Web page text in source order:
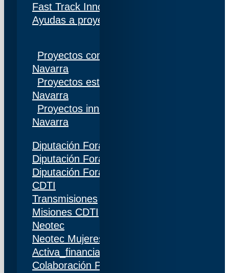
Fast Track Innobideak
Ayudas a proyectos de I+D+i en Navarra
Proyectos competitivos I+D Gobierno de
Navarra
Proyectos estratégicos I+D Gobierno de
Navarra
Proyectos innovación Gobierno de
Navarra
Diputación Foral de Gipuzkoa
Diputación Foral de Bizkaia
Diputación Foral de Álava
CDTI
Transmisiones
Misiones CDTI
Neotec
Neotec Mujeres
Activa_financiación (IDI)
Colaboración Público-Privada (CPP)